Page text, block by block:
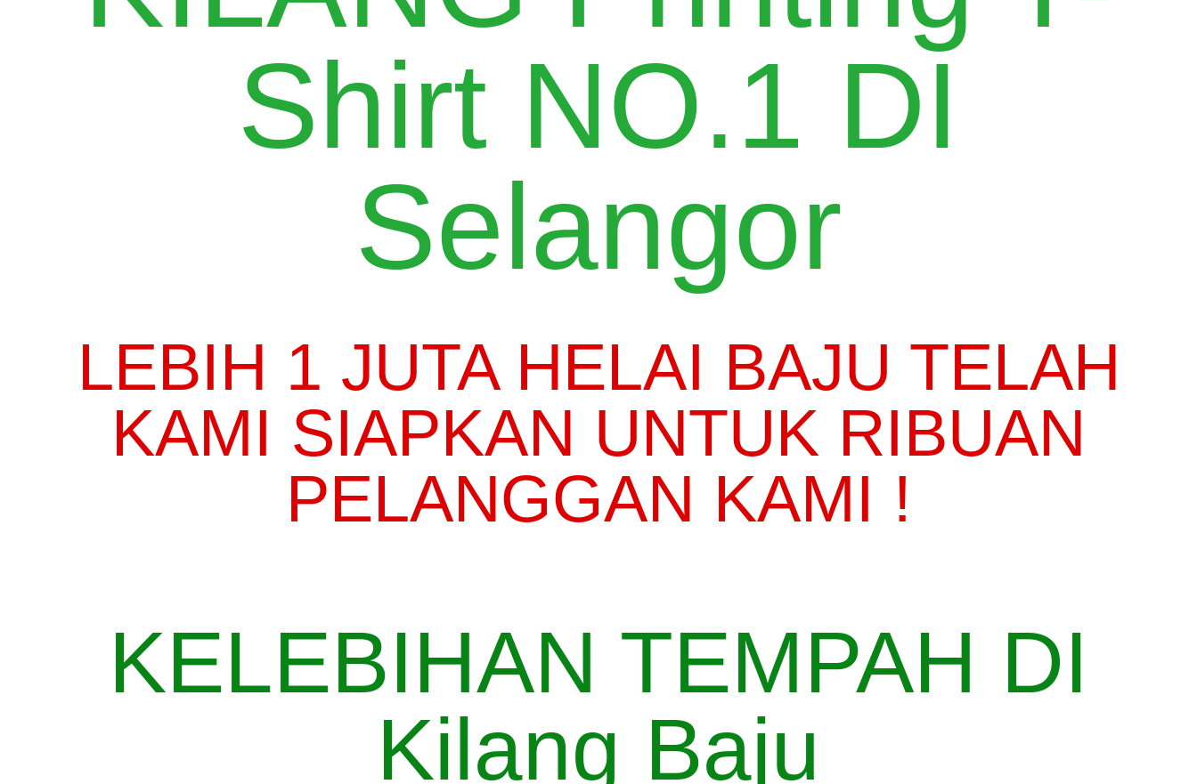
Shirt NO.1 DI
Selangor
LEBIH 1 JUTA HELAI BAJU TELAH
KAMI SIAPKAN UNTUK RIBUAN
PELANGGAN KAMI !
KELEBIHAN TEMPAH DI
Kilang Baju